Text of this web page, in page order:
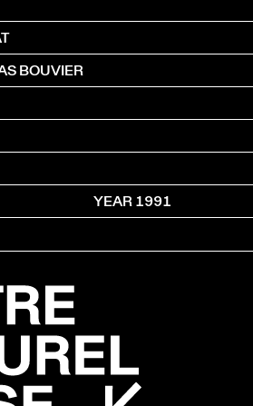
BOUVIER
YEAR 1991